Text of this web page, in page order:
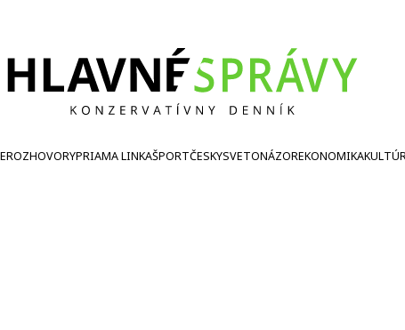
ROZHOVORYPRIAMA LINKAŠPORTČESKYSVETONÁZOREKONOMIKA